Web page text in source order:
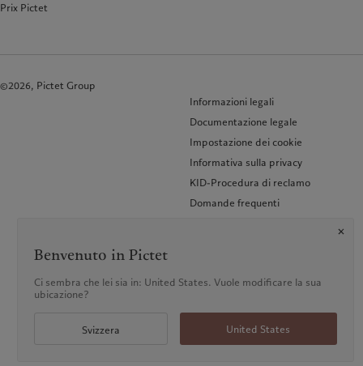
Prix Pictet
©2026, Pictet Group
Informazioni legali
Documentazione legale
Impostazione dei cookie
Informativa sulla privacy
KID-Procedura di reclamo
Domande frequenti
Benvenuto in Pictet
Ci sembra che lei sia in: United States. Vuole modificare la sua
ubicazione?
Svizzera United States